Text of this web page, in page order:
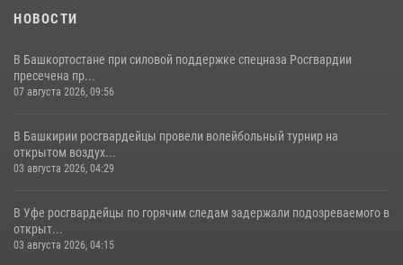
НОВОСТИ
В Башкортостане при силовой поддержке спецназа Росгвардии
пресечена пр...
07 августа 2026, 09:56
В Башкирии росгвардейцы провели волейбольный турнир на
открытом воздух...
03 августа 2026, 04:29
В Уфе росгвардейцы по горячим следам задержали подозреваемого в
открыт...
03 августа 2026, 04:15